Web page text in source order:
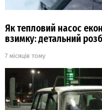
Як тепловий насос
взимку: детальний
7 місяців тому